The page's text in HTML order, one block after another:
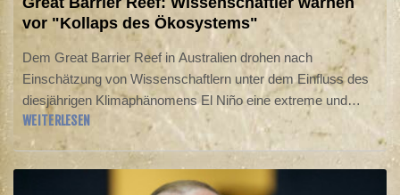
vor "Kollaps des Ökosystems"
Dem Great Barrier Reef in Australien drohen nach
Einschätzung von Wissenschaftlern unter dem Einfluss des
diesjährigen Klimaphänomens El Niño eine extreme und
weitflächige Korallenbleiche und ein "Kollaps des
Ökosystems". Der "extreme El Niño" stelle ein erhebliches
Problem dar, warnte am Dienstag Morgan Pratchett,
Meeresschutz-Experte von der James Cook University in
WEITERLESEN